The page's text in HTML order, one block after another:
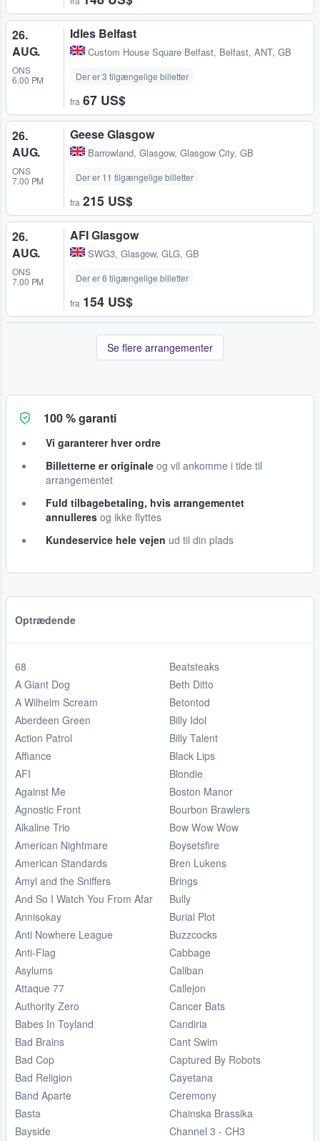
26.
AUG.
ONS
6.00 PM
Idles Belfast
Custom House Square Belfast, Belfast, ANT, GB
Der er 3 tilgængelige billetter
fra 67 US$
26.
AUG.
ONS
7.00 PM
Geese Glasgow
Barrowland, Glasgow, Glasgow City, GB
Der er 11 tilgængelige billetter
fra 215 US$
26.
AUG.
ONS
7.00 PM
AFI Glasgow
SWG3, Glasgow, GLG, GB
Der er 6 tilgængelige billetter
fra 154 US$
Se flere arrangementer
100 % garanti
Vi garanterer hver ordre
Billetterne er originale og vil ankomme i tide til
arrangementet
Fuld tilbagebetaling, hvis arrangementet
annulleres og ikke flyttes
Kundeservice hele vejen ud til din plads
Optrædende
68
A Giant Dog
A Wilhelm Scream
Aberdeen Green
Action Patrol
Affiance
AFI
Against Me
Agnostic Front
Alkaline Trio
American Nightmare
American Standards
Amyl and the Sniffers
And So I Watch You From Afar
Annisokay
Anti Nowhere League
Anti-Flag
Asylums
Attaque 77
Authority Zero
Babes In Toyland
Bad Brains
Bad Cop
Bad Religion
Band Aparte
Basta
Bayside
Beatsteaks
Beth Ditto
Betontod
Billy Idol
Billy Talent
Black Lips
Blondie
Boston Manor
Bourbon Brawlers
Bow Wow Wow
Boysetsfire
Bren Lukens
Brings
Bully
Burial Plot
Buzzcocks
Cabbage
Caliban
Callejon
Cancer Bats
Candiria
Cant Swim
Captured By Robots
Cayetana
Ceremony
Chainska Brassika
Channel 3 - CH3